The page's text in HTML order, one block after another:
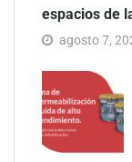
espacios de
agosto 7,